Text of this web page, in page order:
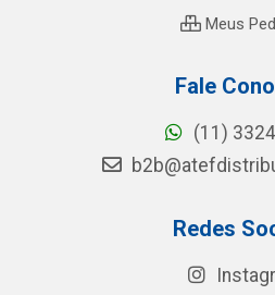
Meus
Fale
(11)
Redes